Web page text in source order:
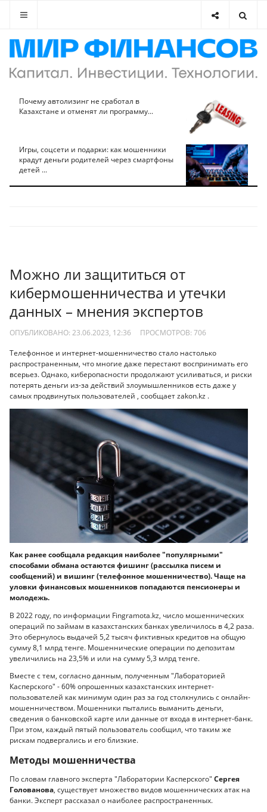
Почему автолизинг не сработал в
Казахстане и отменят ли программу...
Игры, соцсети и подарки: как мошенники
крадут деньги родителей через смартфоны
детей ...
Можно ли защититься от
кибермошенничества и утечки
данных – мнения экспертов
ОПУБЛИКОВАНО: 23.06.2023, 12:36 ПРОСМОТРОВ: 706
Телефонное и интернет-мошенничество стало настолько
распространенным, что многие даже перестают воспринимать его
всерьез. Однако, киберопасности продолжают усиливаться, и риски
потерять деньги из-за действий злоумышленников есть даже у
самых продвинутых пользователей , сообщает zakon.kz .
Как ранее сообщала редакция наиболее "популярными"
способами обмана остаются фишинг (рассылка писем и
сообщений) и вишинг (телефонное мошенничество). Чаще на
уловки финансовых мошенников попадаются пенсионеры и
молодежь.
В 2022 году, по информации Fingramota.kz, число мошеннических
операций по займам в казахстанских банках увеличилось в 4,2 раза.
Это обернулось выдачей 5,2 тысяч фиктивных кредитов на общую
сумму 8,1 млрд тенге. Мошеннические операции по депозитам
увеличились на 23,5% и или на сумму 5,3 млрд тенге.
Вместе с тем, согласно данным, полученным "Лабораторией
Касперского" - 60% опрошенных казахстанских интернет-
пользователей как минимум один раз за год столкнулись с онлайн-
мошенничеством. Мошенники пытались выманить деньги,
сведения о банковской карте или данные от входа в интернет-банк.
При этом, каждый пятый пользователь сообщил, что таким же
рискам подвергались и его близкие.
Методы мошенничества
По словам главного эксперта "Лаборатории Касперского" Сергея
Голованова, существует множество видов мошеннических атак на
банки. Эксперт рассказал о наиболее распространенных.